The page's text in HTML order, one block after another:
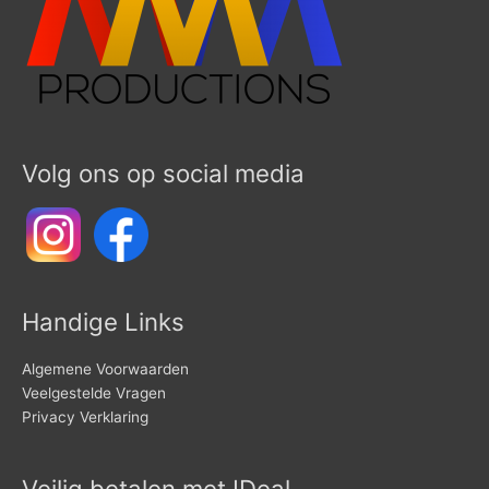
Volg ons op social media
Handige Links
Algemene Voorwaarden
Veelgestelde Vragen
Privacy Verklaring